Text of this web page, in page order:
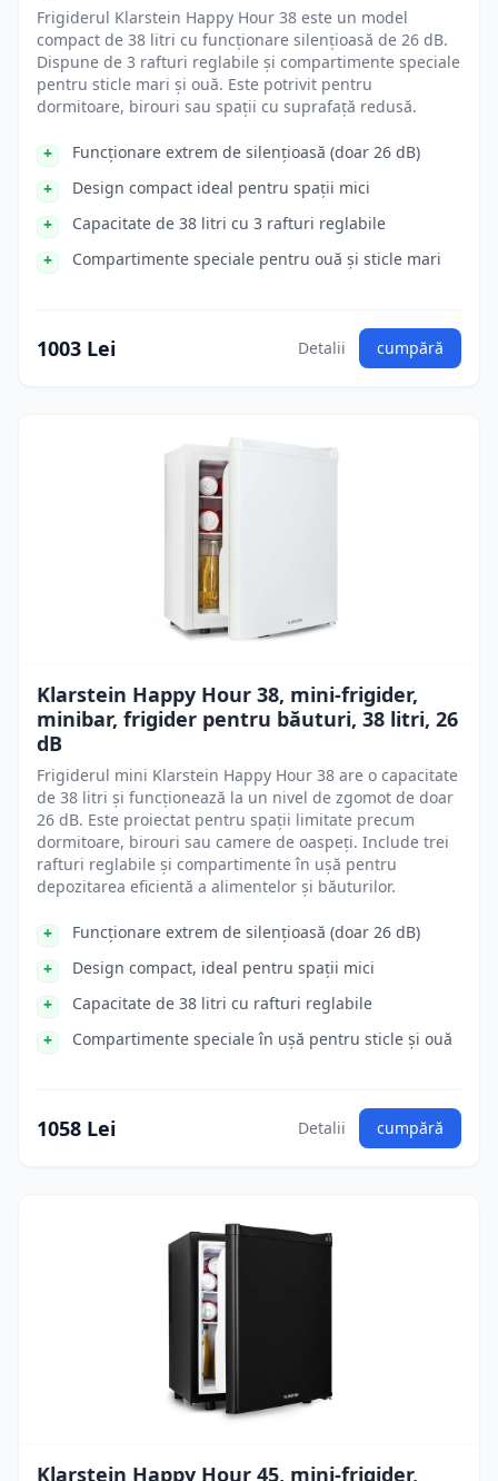
Frigiderul Klarstein Happy Hour 38 este un model
compact de 38 litri cu funcționare silențioasă de 26 dB.
Dispune de 3 rafturi reglabile și compartimente speciale
pentru sticle mari și ouă. Este potrivit pentru
dormitoare, birouri sau spații cu suprafață redusă.
Funcționare extrem de silențioasă (doar 26 dB)
Design compact ideal pentru spații mici
Capacitate de 38 litri cu 3 rafturi reglabile
Compartimente speciale pentru ouă și sticle mari
1003 Lei Detalii cumpără
Klarstein Happy Hour 38, mini-frigider,
minibar, frigider pentru băuturi, 38 litri, 26
dB
Frigiderul mini Klarstein Happy Hour 38 are o capacitate
de 38 litri și funcționează la un nivel de zgomot de doar
26 dB. Este proiectat pentru spații limitate precum
dormitoare, birouri sau camere de oaspeți. Include trei
rafturi reglabile și compartimente în ușă pentru
depozitarea eficientă a alimentelor și băuturilor.
Funcționare extrem de silențioasă (doar 26 dB)
Design compact, ideal pentru spații mici
Capacitate de 38 litri cu rafturi reglabile
Compartimente speciale în ușă pentru sticle și ouă
1058 Lei Detalii cumpără
Klarstein Happy Hour 45, mini-frigider,